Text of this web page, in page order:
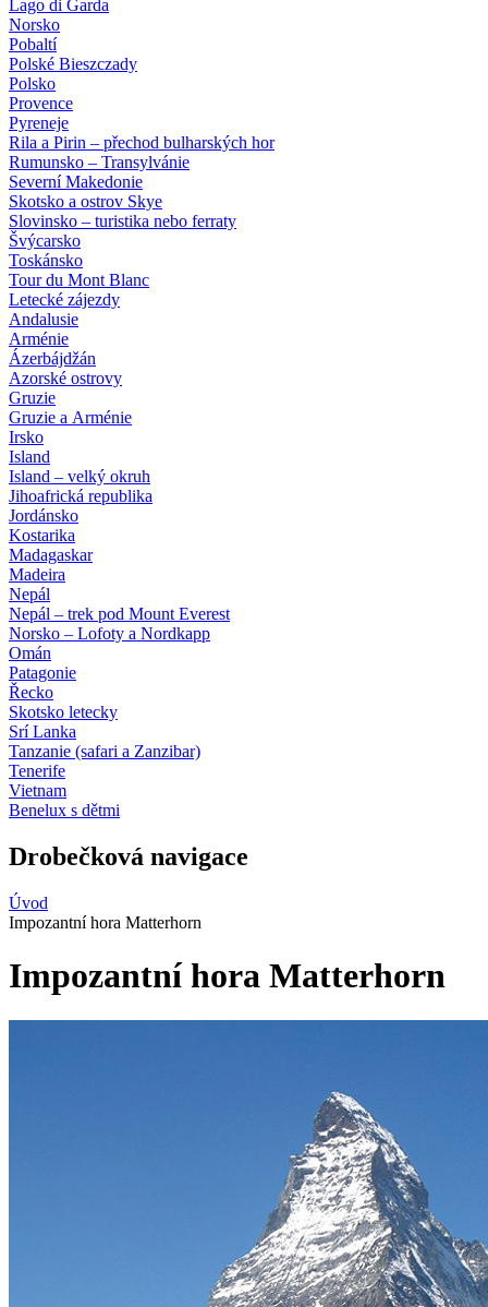
Lago di Garda
Norsko
Pobaltí
Polské Bieszczady
Polsko
Provence
Pyreneje
Rila a Pirin – přechod bulharských hor
Rumunsko – Transylvánie
Severní Makedonie
Skotsko a ostrov Skye
Slovinsko – turistika nebo ferraty
Švýcarsko
Toskánsko
Tour du Mont Blanc
Letecké zájezdy
Andalusie
Arménie
Ázerbájdžán
Azorské ostrovy
Gruzie
Gruzie a Arménie
Irsko
Island
Island – velký okruh
Jihoafrická republika
Jordánsko
Kostarika
Madagaskar
Madeira
Nepál
Nepál – trek pod Mount Everest
Norsko – Lofoty a Nordkapp
Omán
Patagonie
Řecko
Skotsko letecky
Srí Lanka
Tanzanie (safari a Zanzibar)
Tenerife
Vietnam
Benelux s dětmi
Drobečková navigace
Úvod
Impozantní hora Matterhorn
Impozantní hora Matterhorn